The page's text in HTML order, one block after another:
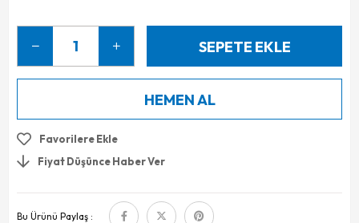
Favorilere Ekle
Fiyat Düşünce Haber Ver
Bu Ürünü Paylaş :